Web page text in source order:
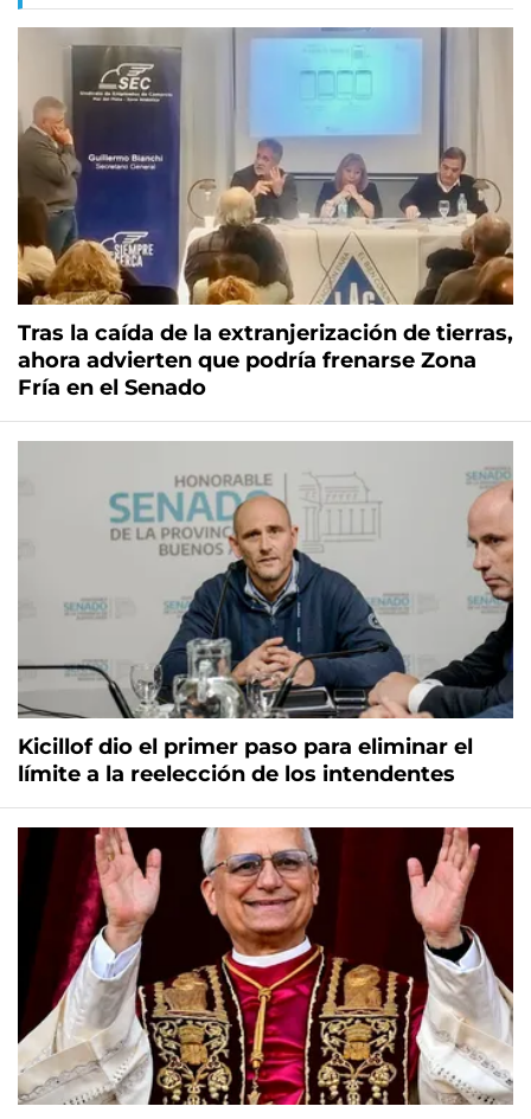
Tras la caída de la extranjerización de tierras,
ahora advierten que podría frenarse Zona
Fría en el Senado
Kicillof dio el primer paso para eliminar el
límite a la reelección de los intendentes